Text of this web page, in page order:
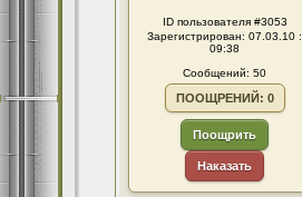
ID пользователя #3053
Зарегистрирован: 07.03.10 :
09:38
Сообщений: 50
ПООЩРЕНИЙ: 0
Поощрить
Наказать